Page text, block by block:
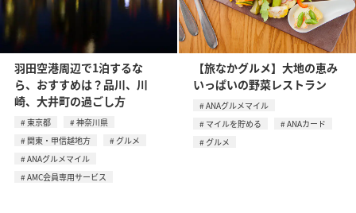
羽田空港周辺で1泊するな
ら、おすすめは？品川、川
崎、大井町の過ごし方
東京都
神奈川県
関東・甲信越地方
グルメ
ANAグルメマイル
AMC会員専用サービス
【旅なかグルメ】大地の恵み
いっぱいの野菜レストラン
ANAグルメマイル
マイルを貯める
ANAカード
グルメ